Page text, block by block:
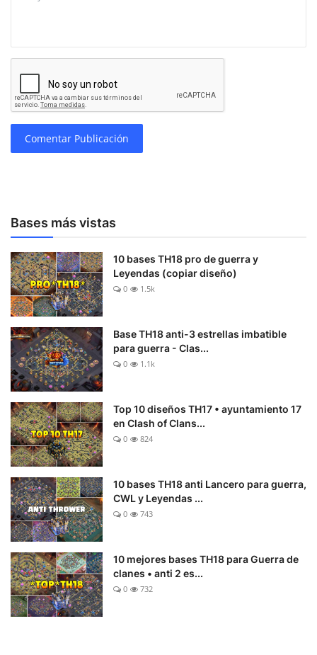
Comentar Publicación
Bases más vistas
10 bases TH18 pro de guerra y
Leyendas (copiar diseño)
0 1.5k
Base TH18 anti-3 estrellas imbatible
para guerra - Clas...
0 1.1k
Top 10 diseños TH17 • ayuntamiento 17
en Clash of Clans...
0 824
10 bases TH18 anti Lancero para guerra,
CWL y Leyendas ...
0 743
10 mejores bases TH18 para Guerra de
clanes • anti 2 es...
0 732